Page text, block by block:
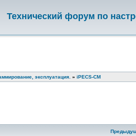
Технический форум по
эксплуатация. » iPECS-CM